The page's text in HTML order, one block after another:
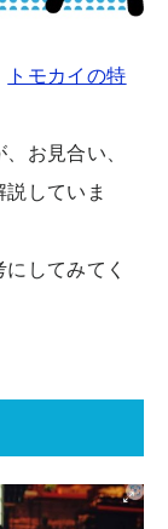
トモカイの特
お見合い、
していま
してみてく